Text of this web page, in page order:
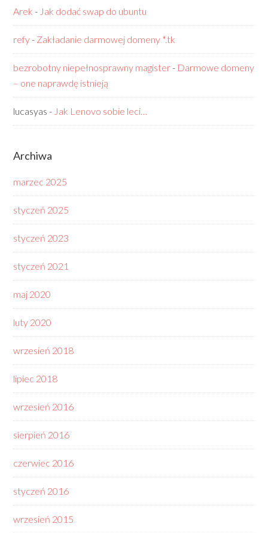
Arek - Jak dodać swap do ubuntu
refy- Zakładanie darmowej domeny *.tk
bezrobotny niepełnosprawny magister- Darmowe domeny
– one naprawdę istnieją
lucasyas - Jak Lenovo sobie leci…
Archiwa
marzec 2025
styczeń 2025
styczeń 2023
styczeń 2021
maj 2020
luty 2020
wrzesień 2018
lipiec 2018
wrzesień 2016
sierpień 2016
czerwiec 2016
styczeń 2016
wrzesień 2015